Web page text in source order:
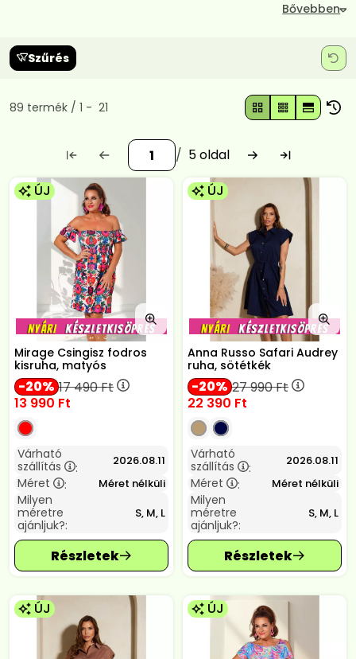
Szűrés
Összes termék a kategóriában
89 termék 1 21
5
ÚJ
Mirage Csingisz fodros
kisruha, matyós
20 17 490Ft
13 990 Ft
Várható
szállítás
: 2026.08.11
Méret : Méret nélküli
Milyen
méretre
ajánljuk?:
S, M, L
ÚJ
Anna Russo Safari Audrey
ruha, sötétkék
20 27 990Ft
22 390 Ft
Várható
szállítás
: 2026.08.11
Méret : Méret nélküli
Milyen
méretre
ajánljuk?:
S, M, L
ÚJ ÚJ